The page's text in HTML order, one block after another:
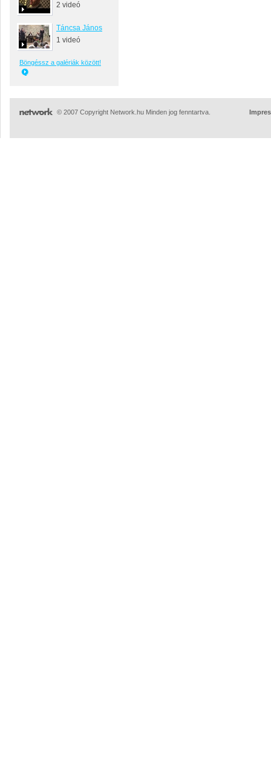
2 videó
Táncsa János
1 videó
Böngéssz a galériák között!
© 2007 Copyright Network.hu Minden jog fenntartva.